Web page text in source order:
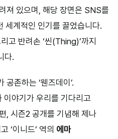
져 있으며, 해당 장면은 SNS를
계적인 인기를 끌었습니다.
고 반려손 ‘씬(Thing)’까지
다.
존하는 ‘웬즈데이’.
야기가 우리를 기다리고
, 시즌2 공개를 기념해 제나
‘이니드’ 역의 에마